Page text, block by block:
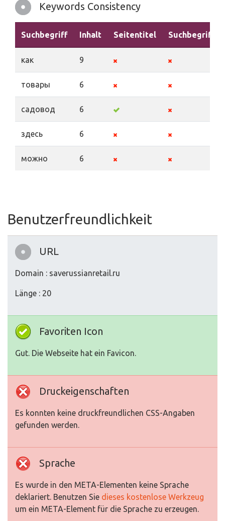
Keywords Consistency
Suchbegriff Inhalt Seitentitel Suchbegriffe
как 9
товары 6
садовод 6
здесь 6
можно 6
Benutzerfreundlichkeit
URL
Domain : saverussianretail.ru
Länge : 20
Favoriten Icon
Gut. Die Webseite hat ein Favicon.
Druckeigenschaften
Es konnten keine druckfreundlichen CSS-Angaben
gefunden werden.
Sprache
Es wurde in den META-Elementen keine Sprache
deklariert. Benutzen Sie dieses kostenlose Werkzeug
um ein META-Element für die Sprache zu erzeugen.